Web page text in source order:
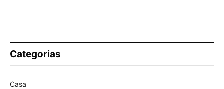
Categorias
Casa